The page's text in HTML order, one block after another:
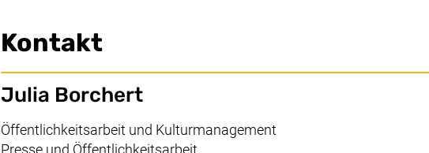
Kontakt
Julia Borchert
Arbeitsbereich:
Öffentlichkeitsarbeit und Kulturmanagement
Presse und Öffentlichkeitsarbeit